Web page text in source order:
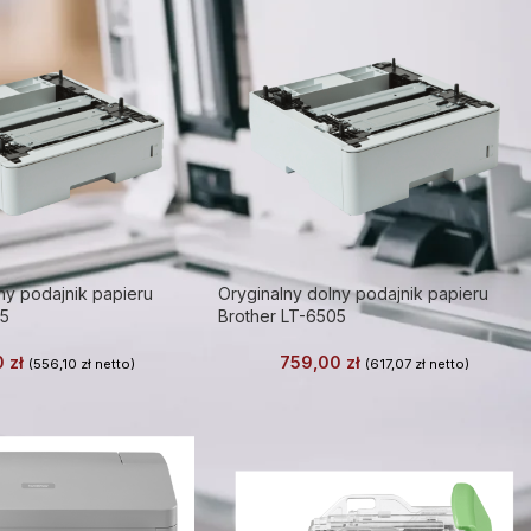
podajnik papieru
zł (556,10 zł netto)
Oryginalny dolny podajnik papieru
Brother LT-6505
759,00 zł (617,07 zł netto)